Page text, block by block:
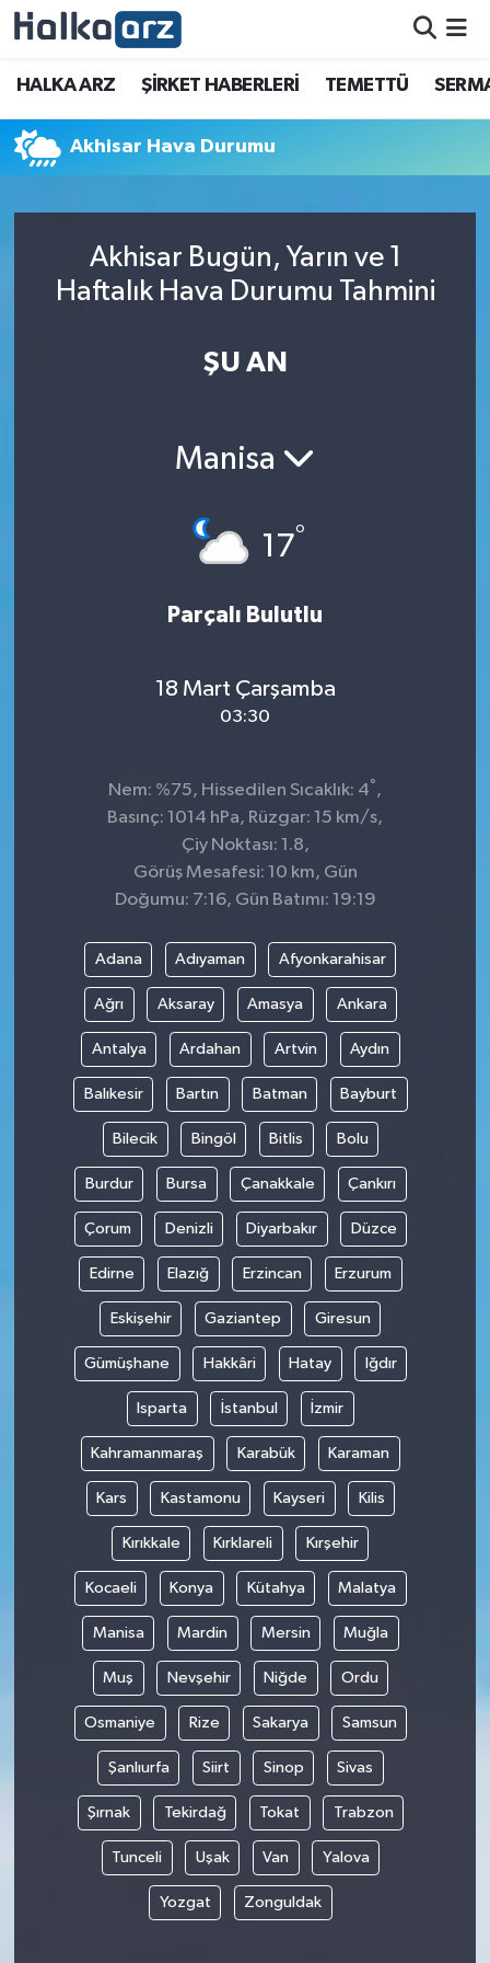
HALKA ARZ ŞİRKET HABERLERİ TEMETTÜ
Akhisar Hava Durumu
Akhisar Bugün, Yarın ve 1
Haftalık Hava Durumu Tahmini
ŞU AN
Manisa
17°
Parçalı Bulutlu
18 Mart Çarşamba
03:30
Nem: %75, Hissedilen Sıcaklık: 4°,
Basınç: 1014 hPa, Rüzgar: 15 km/s,
Çiy Noktası: 1.8,
Görüş Mesafesi: 10 km, Gün
Doğumu: 7:16, Gün Batımı: 19:19
Adana Adıyaman Afyonkarahisar
Ağrı Aksaray Amasya Ankara
Antalya Ardahan Artvin Aydın
Balıkesir Bartın Batman Bayburt
Bilecik Bingöl Bitlis Bolu
Burdur Bursa Çanakkale Çankırı
Çorum Denizli Diyarbakır Düzce
Edirne Elazığ Erzincan Erzurum
Eskişehir Gaziantep Giresun
Gümüşhane Hakkâri Hatay Iğdır
Isparta İstanbul İzmir
Kahramanmaraş Karabük Karaman
Kars Kastamonu Kayseri Kilis
Kırıkkale Kırklareli Kırşehir
Kocaeli Konya Kütahya Malatya
Manisa Mardin Mersin Muğla
Muş Nevşehir Niğde Ordu
Osmaniye Rize Sakarya Samsun
Şanlıurfa Siirt Sinop Sivas
Şırnak Tekirdağ Tokat Trabzon
Tunceli Uşak Van Yalova
Yozgat Zonguldak
HALKA ARZ
SERMAYE ARTIRIMI
TEMETTÜ
İletişim